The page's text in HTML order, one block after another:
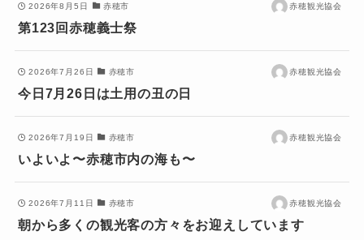
2026年8月5日 赤穂市 赤穂観光協会
第123回赤穂義士祭
2026年7月26日 赤穂市 赤穂観光協会
今日7月26日は土用の丑の日
2026年7月19日 赤穂市 赤穂観光協会
いよいよ〜赤穂市内の海も〜
2026年7月11日 赤穂市 赤穂観光協会
朝から多くの観光客の方々をお迎えしています